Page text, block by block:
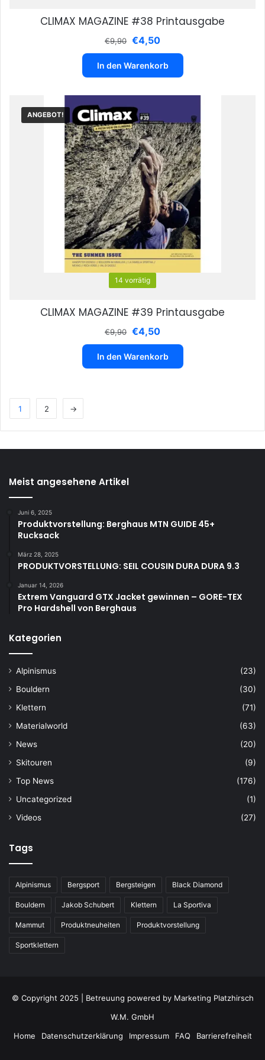
CLIMAX MAGAZINE #38 Printausgabe
€9,90 Ursprünglicher
Preis
war:
€9,90
€4,50Aktueller
Preis
ist:
€4,50.
In den Warenkorb
ANGEBOT!
14 vorrätig
CLIMAX MAGAZINE #39 Printausgabe
€9,90 Ursprünglicher
Preis
war:
€9,90
€4,50Aktueller
Preis
ist:
€4,50.
In den Warenkorb
1 2 →
Meist angesehene Artikel
Juni 6, 2025
Produktvorstellung: Berghaus MTN GUIDE 45+
Rucksack
März 28, 2025
PRODUKTVORSTELLUNG: SEIL COUSIN DURA DURA 9.3
Januar 14, 2026
Extrem Vanguard GTX Jacket gewinnen – GORE-TEX
Pro Hardshell von Berghaus
Kategorien
Alpinismus
(23)
Bouldern
(30)
Klettern
(71)
Materialworld
(63)
News
(20)
Skitouren
(9)
Top News
(176)
Uncategorized
(1)
Videos
(27)
Tags
Alpinismus Bergsport Bergsteigen Black Diamond
Bouldern Jakob Schubert Klettern La Sportiva
Mammut Produktneuheiten Produktvorstellung
Sportklettern
© Copyright 2025 | Betreuung powered by Marketing Platzhirsch
W.M. GmbH
Home
Datenschutzerklärung Impressum FAQ Barrierefreiheit